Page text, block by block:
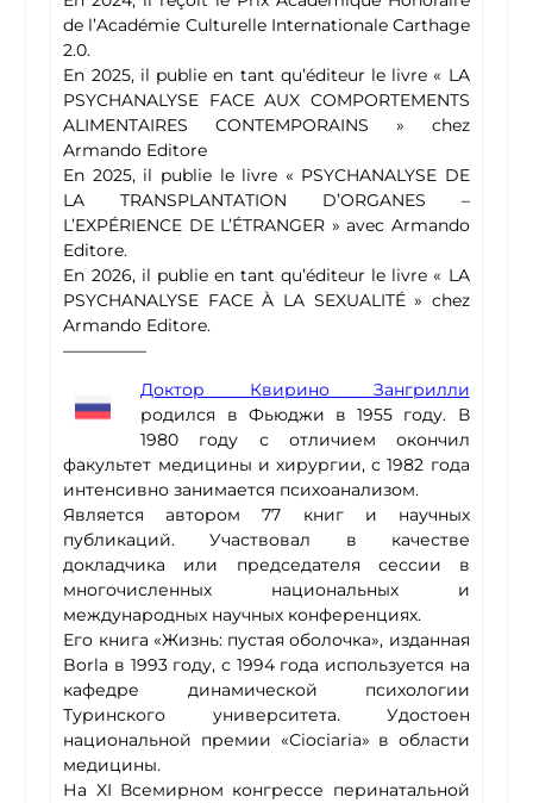
de l’Académie Culturelle Internationale Carthage
2.0.
En 2025, il publie en tant qu’éditeur le livre « LA
PSYCHANALYSE FACE AUX COMPORTEMENTS
ALIMENTAIRES CONTEMPORAINS » chez
Armando Editore
En 2025, il publie le livre « PSYCHANALYSE DE
LA TRANSPLANTATION D’ORGANES –
L’EXPÉRIENCE DE L’ÉTRANGER » avec Armando
Editore.
En 2026, il publie en tant qu’éditeur le livre « LA
PSYCHANALYSE FACE À LA SEXUALITÉ » chez
Armando Editore.
—————
Доктор Квирино Зангрилли
родился в Фьюджи в 1955 году. В
1980 году с отличием окончил
факультет медицины и хирургии, с 1982 года
интенсивно занимается психоанализом.
Является автором 77 книг и научных
публикаций. Участвовал в качестве
докладчика или председателя сессии в
многочисленных национальных и
международных научных конференциях.
Его книга «Жизнь: пустая оболочка», изданная
Borla в 1993 году, с 1994 года используется на
кафедре динамической психологии
Туринского университета. Удостоен
национальной премии «Ciociaria» в области
медицины.
На XI Всемирном конгрессе перинатальной